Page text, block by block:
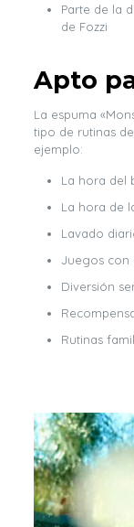
Parte de la
de Fozzi
Apto
La espuma
tipo de rutinas
ejemplo:
La hora del
La hora de
Lavado
Juegos con
Diversión
Rutinas